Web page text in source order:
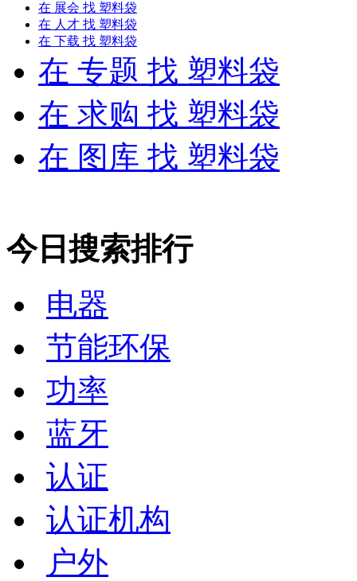
在 展会 找 塑料袋
在 人才 找 塑料袋
在
下载 找 塑料袋
在 专题 找 塑料袋
在 求购 找 塑料袋
在 图库 找 塑料袋
今日搜索排行
电器
节能环保
功率
蓝牙
认证
认证机构
户外